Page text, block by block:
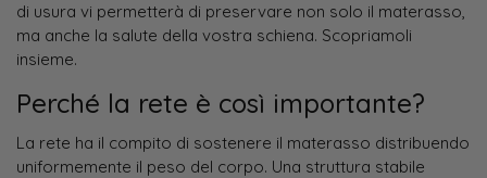
di usura vi permetterà di preservare non solo il materasso,
ma anche la salute della vostra schiena. Scopriamoli
insieme.
Perché la rete è così importante?
La rete ha il compito di sostenere il materasso distribuendo
uniformemente il peso del corpo. Una struttura stabile